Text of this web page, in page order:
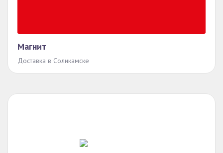
Магнит
Доставка в Соликамске